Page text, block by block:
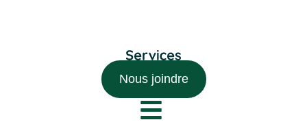
Nous joindre